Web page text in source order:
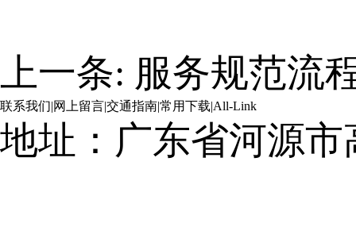
上一条: 服务规范流
联系我们|网上留言|交通指南|常用下载|All-Link
地址：广东省河源